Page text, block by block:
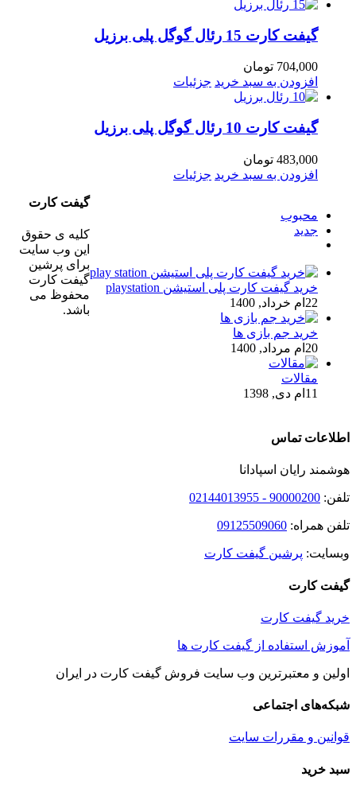
گیفت کارت 15 رئال گوگل پلی برزیل
704,000 تومان
افزودن به سبد خرید جزئیات
گیفت کارت 10 رئال گوگل پلی برزیل
483,000 تومان
افزودن به سبد خرید جزئیات
محبوب
جدید
خرید گیفت کارت پلی استیشن playstation
22ام خرداد, 1400
خرید جم بازی ها
20ام مرداد, 1400
مقالات
11ام دی, 1398
گیفت کارت
کلیه ی حقوق
این وب سایت
برای پرشین
گیفت کارت
محفوظ می
باشد.
اطلاعات تماس
هوشمند رایان اسپادانا
تلفن: 90000200 - 02144013955
تلفن همراه: 09125509060
وبسایت: پرشین گیفت کارت
گیفت کارت
خرید گیفت کارت
آموزش استفاده از گیفت کارت ها
اولین و معتبرترین وب سایت فروش گیفت کارت در ایران
شبکه‌های اجتماعی
قوانین و مقررات سایت
Toggle
سبد خرید